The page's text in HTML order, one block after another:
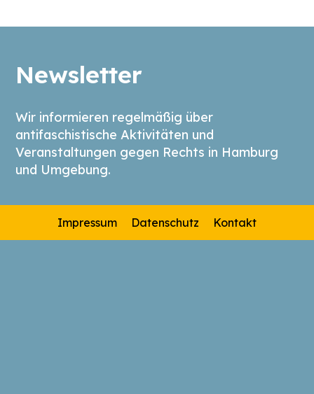
Newsletter
Wir informieren regelmäßig über
antifaschistische Aktivitäten und
Veranstaltungen gegen Rechts in Hamburg
und Umgebung.
Impressum Datenschutz Kontakt